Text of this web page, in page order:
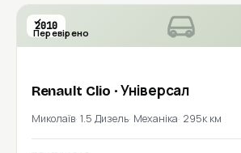
2010
Перевірено
Renault Clio · Універсал
Миколаїв 1.5 Дизель Механіка 295к км